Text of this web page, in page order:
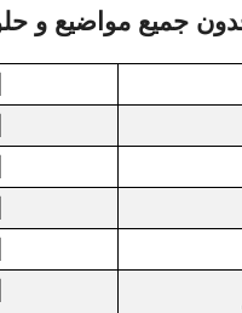
مواضيع و حلول